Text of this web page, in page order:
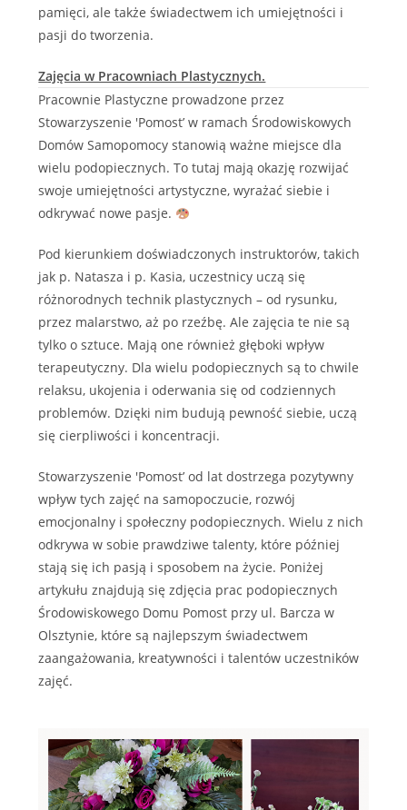
pamięci, ale także świadectwem ich umiejętności i
pasji do tworzenia.
Zajęcia w Pracowniach Plastycznych.
Pracownie Plastyczne prowadzone przez
Stowarzyszenie 'Pomost’ w ramach Środowiskowych
Domów Samopomocy stanowią ważne miejsce dla
wielu podopiecznych. To tutaj mają okazję rozwijać
swoje umiejętności artystyczne, wyrażać siebie i
odkrywać nowe pasje.
Pod kierunkiem doświadczonych instruktorów, takich
jak p. Natasza i p. Kasia, uczestnicy uczą się
różnorodnych technik plastycznych – od rysunku,
przez malarstwo, aż po rzeźbę. Ale zajęcia te nie są
tylko o sztuce. Mają one również głęboki wpływ
terapeutyczny. Dla wielu podopiecznych są to chwile
relaksu, ukojenia i oderwania się od codziennych
problemów. Dzięki nim budują pewność siebie, uczą
się cierpliwości i koncentracji.
Stowarzyszenie 'Pomost’ od lat dostrzega pozytywny
wpływ tych zajęć na samopoczucie, rozwój
emocjonalny i społeczny podopiecznych. Wielu z nich
odkrywa w sobie prawdziwe talenty, które później
stają się ich pasją i sposobem na życie. Poniżej
artykułu znajdują się zdjęcia prac podopiecznych
Środowiskowego Domu Pomost przy ul. Barcza w
Olsztynie, które są najlepszym świadectwem
zaangażowania, kreatywności i talentów uczestników
zajęć.